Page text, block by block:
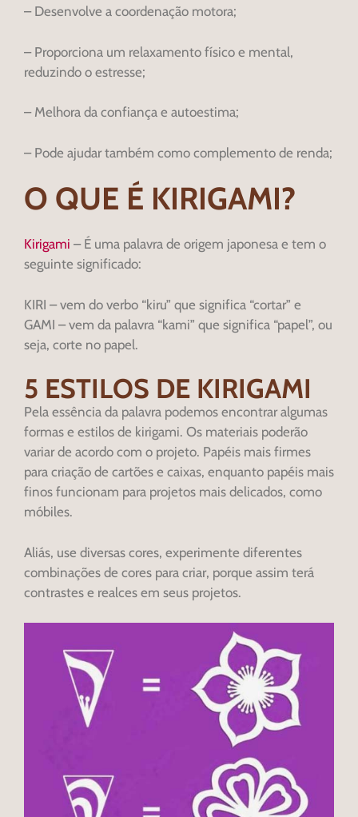
– Desenvolve a coordenação motora;
– Proporciona um relaxamento físico e mental,
reduzindo o estresse;
– Melhora da confiança e autoestima;
– Pode ajudar também como complemento de renda;
O QUE É KIRIGAMI?
Kirigami – É uma palavra de origem japonesa e tem o
seguinte significado:
KIRI – vem do verbo “kiru” que significa “cortar” e
GAMI – vem da palavra “kami” que significa “papel”, ou
seja, corte no papel.
5 ESTILOS DE KIRIGAMI
Pela essência da palavra podemos encontrar algumas
formas e estilos de kirigami. Os materiais poderão
variar de acordo com o projeto. Papéis mais firmes
para criação de cartões e caixas, enquanto papéis mais
finos funcionam para projetos mais delicados, como
móbiles.
Aliás, use diversas cores, experimente diferentes
combinações de cores para criar, porque assim terá
contrastes e realces em seus projetos.